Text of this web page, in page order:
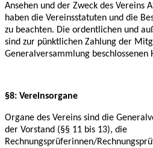
Ansehen und der Zweck des Vereins
haben die Vereinsstatuten und die
zu beachten. Die ordentlichen und
sind zur pünktlichen Zahlung der
Generalversammlung beschlossenen
§8: Vereinsorgane
Organe des Vereins sind die
der Vorstand (§§ 11 bis 13), die
Rechnungsprüferinnen/